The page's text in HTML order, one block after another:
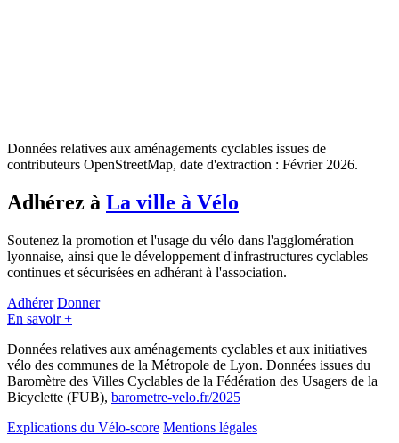
Données relatives aux aménagements cyclables issues de
contributeurs OpenStreetMap, date d'extraction : Février 2026.
Adhérez à La ville à Vélo
Soutenez la promotion et l'usage du vélo dans l'agglomération
lyonnaise, ainsi que le développement d'infrastructures cyclables
continues et sécurisées en adhérant à l'association.
Adhérer Donner
En savoir +
Données relatives aux aménagements cyclables et aux initiatives
vélo des communes de la Métropole de Lyon. Données issues du
Baromètre des Villes Cyclables de la Fédération des Usagers de la
Bicyclette (FUB), barometre-velo.fr/2025
Explications du Vélo-score Mentions légales